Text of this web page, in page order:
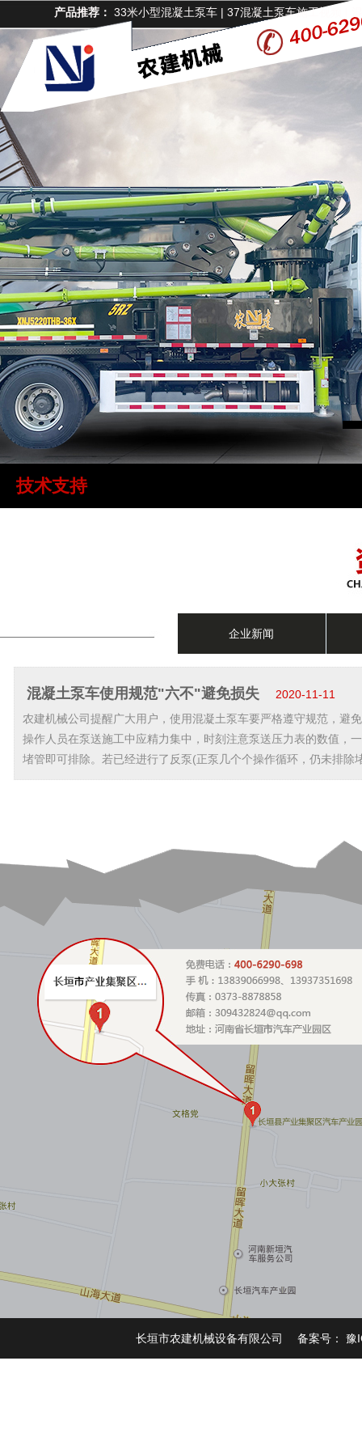
产品推荐： 33米小型混凝土泵车 | 37混凝土泵车施工视频
技术支持
企业新闻
混凝土泵车使用规范"六不"避免损失
2020-11-11
农建机械公司提醒广大用户，使用混凝土泵车要严格遵守规范，避
操作人员在泵送施工中应精力集中，时刻注意泵送压力表的数值，
堵管即可排除。若已经进行了反泵(正泵几个个操作循环，仍未排
长垣市农建机械设备有限公司 备案号： 豫